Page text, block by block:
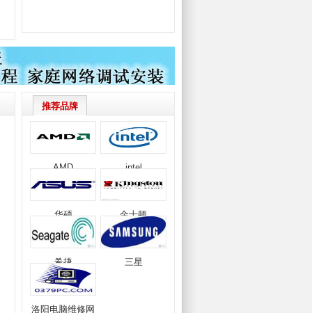
推荐品牌
AMD intel
华硕 金士顿
希捷 三星
洛阳电脑维修网